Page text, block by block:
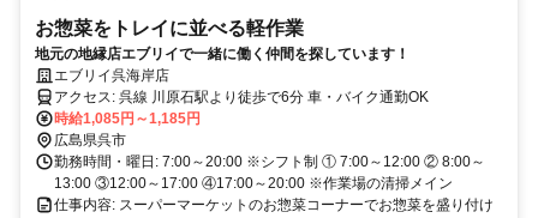
お惣菜をトレイに並べる軽作業
地元の地縁店エブリイで一緒に働く仲間を探しています！
エブリイ呉海岸店
アクセス: 呉線 川原石駅より徒歩で6分 車・バイク通勤OK
時給1,085円～1,185円
広島県呉市
勤務時間・曜日: 7:00～20:00 ※シフト制 ① 7:00～12:00 ② 8:00～
13:00 ③12:00～17:00 ④17:00～20:00 ※作業場の清掃メイン
仕事内容: スーパーマーケットのお惣菜コーナーでお惣菜を盛り付け